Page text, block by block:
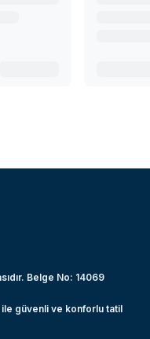
Belge No: 14069
güvenli ve konforlu tatil